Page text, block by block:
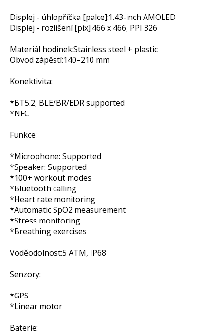
Displej - úhlopříčka [palce]:1.43-inch AMOLED
Displej - rozlišení [pix]:466 x 466, PPI 326
Materiál hodinek:Stainless steel + plastic
Obvod zápěstí:140–210 mm
Konektivita:
*BT5.2, BLE/BR/EDR supported
*NFC
Funkce:
*Microphone: Supported
*Speaker: Supported
*100+ workout modes
*Bluetooth calling
*Heart rate monitoring
*Automatic SpO2 measurement
*Stress monitoring
*Breathing exercises
Voděodolnost:5 ATM, IP68
Senzory:
*GPS
*Linear motor
Baterie: